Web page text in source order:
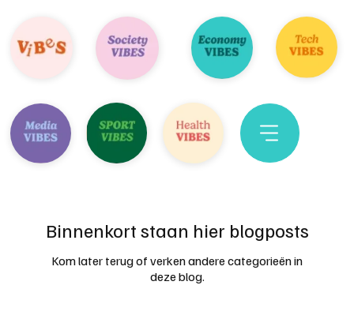
Binnenkort staan hier blogposts
Kom later terug of verken andere categorieën in
deze blog.